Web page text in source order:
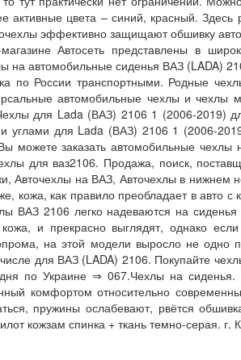
активные цвета – синий, красный.
эффективно защищают обшивку
Автосеть представлены в
на автомобильные сиденья ВАЗ (LADA)
по России транспортными. Родные
автомобильные чехлы и чехлы
для Lada (ВАЗ) 2106 1 (2006-2019)
углами для Lada (ВАЗ) 2106 1 (2006-
можете заказать автомобильные
для ваз2106. Продажа, поиск,
Авточехлы на ВАЗ, Авточехлы в нижнем
кожа, как правило преобладает в
ВАЗ 2106 легко надеваются на
кожа, и прекрасно выглядят, однако
на этой модели выросло не
для ВАЗ (LADA) 2106. Покупайте
по Украине ⇒ 067.Чехлы на
комфортом относительно
пружины ослабевают, рвётся
кожзам спинка + ткань темно-серая.